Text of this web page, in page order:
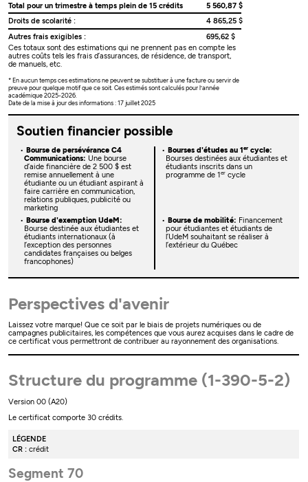
Total pour un trimestre à temps plein de 15 crédits
5 560,87 $
Droits de scolarité :
4 865,25 $
Autres frais exigibles :
695,62 $
Ces totaux sont des estimations qui ne prennent pas en compte les
autres coûts tels les frais d’assurances, de résidence, de transport,
de manuels, etc.
* En aucun temps ces estimations ne peuvent se substituer à une facture ou servir de
preuve pour quelque motif que ce soit. Ces estimés sont calculés pour l’année
académique 2025-2026.
Date de la mise à jour des informations : 17 juillet 2025
Soutien financier possible
Bourse de persévérance C4
Communications: Une bourse
d’aide financière de 2 500 $ est
remise annuellement à une
étudiante ou un étudiant aspirant à
faire carrière en communication,
relations publiques, publicité ou
marketing
Bourses d'études au 1ercycle:
Bourses destinées aux étudiantes et
étudiants inscrits dans un
programme de 1ercycle
Bourse d'exemption UdeM:
Bourse destinée aux étudiantes et
étudiants internationaux (à
l’exception des personnes
candidates françaises ou belges
francophones)
Bourse de mobilité: Financement
pour étudiantes et étudiants de
l’UdeM souhaitant se réaliser à
l’extérieur du Québec
Perspectives d'avenir
Laissez votre marque! Que ce soit par le biais de projets numériques ou de
campagnes publicitaires, les compétences que vous aurez acquises dans le cadre de
ce certificat vous permettront de contribuer au rayonnement des organisations.
Structure du programme (1-390-5-2)
Version 00 (A20)
Le certificat comporte 30 crédits.
LÉGENDE
CR : crédit
Segment 70